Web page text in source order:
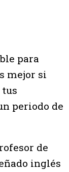
para
mejor si
periodo de
de
inglés